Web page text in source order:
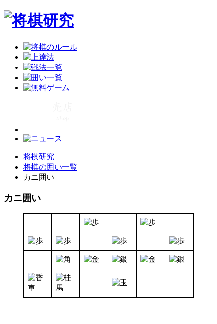
将棋研究
将棋の囲い一覧
カニ囲い
カニ囲い